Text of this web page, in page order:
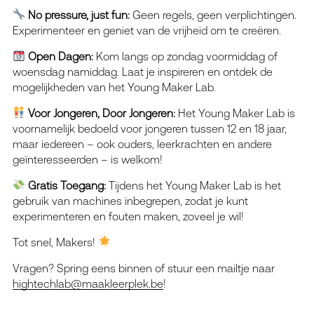
No pressure, just fun: Geen regels, geen verplichtingen.
Experimenteer en geniet van de vrijheid om te creëren.
Open Dagen: Kom langs op zondag voormiddag of
woensdag namiddag. Laat je inspireren en ontdek de
mogelijkheden van het Young Maker Lab.
Voor Jongeren, Door Jongeren: Het Young Maker Lab is
voornamelijk bedoeld voor jongeren tussen 12 en 18 jaar,
maar iedereen – ook ouders, leerkrachten en andere
geïnteresseerden – is welkom!
Gratis Toegang: Tijdens het Young Maker Lab is het
gebruik van machines inbegrepen, zodat je kunt
experimenteren en fouten maken, zoveel je wil!
Tot snel, Makers!
Vragen? Spring eens binnen of stuur een mailtje naar
hightechlab@maakleerplek.be!